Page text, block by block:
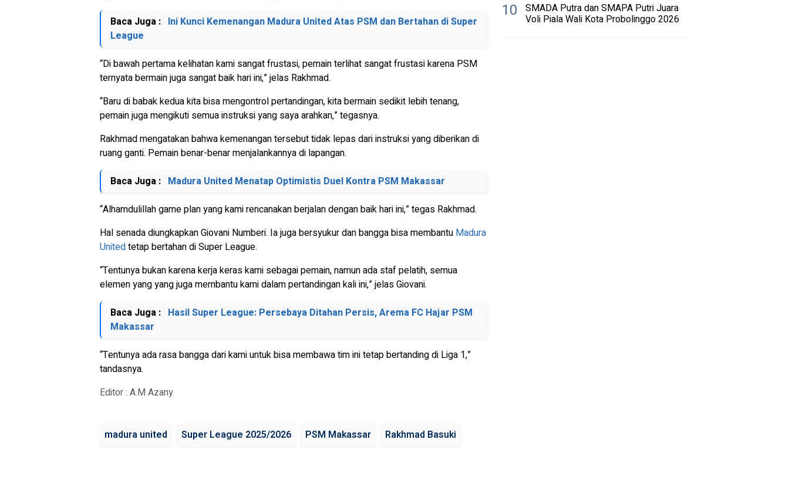
Baca Juga : Ini Kunci Kemenangan Madura United Atas PSM dan Bertahan di Super
League
“Di bawah pertama kelihatan kami sangat frustasi, pemain terlihat sangat frustasi karena PSM
ternyata bermain juga sangat baik hari ini,” jelas Rakhmad.
“Baru di babak kedua kita bisa mengontrol pertandingan, kita bermain sedikit lebih tenang,
pemain juga mengikuti semua instruksi yang saya arahkan,” tegasnya.
Rakhmad mengatakan bahwa kemenangan tersebut tidak lepas dari instruksi yang diberikan di
ruang ganti. Pemain benar-benar menjalankannya di lapangan.
Baca Juga : Madura United Menatap Optimistis Duel Kontra PSM Makassar
“Alhamdulillah game plan yang kami rencanakan berjalan dengan baik hari ini,” tegas Rakhmad.
Hal senada diungkapkan Giovani Numberi. Ia juga bersyukur dan bangga bisa membantu Madura
Unitedtetap bertahan di Super League.
“Tentunya bukan karena kerja keras kami sebagai pemain, namun ada staf pelatih, semua
elemen yang yang juga membantu kami dalam pertandingan kali ini,” jelas Giovani.
Baca Juga : Hasil Super League: Persebaya Ditahan Persis, Arema FC Hajar PSM
Makassar
“Tentunya ada rasa bangga dari kami untuk bisa membawa tim ini tetap bertanding di Liga 1,”
tandasnya.
Editor : A.M Azany
madura united Super League 2025/2026 PSM Makassar Rakhmad Basuki
10 SMADA Putra dan SMAPA Putri Juara
Voli Piala Wali Kota Probolinggo 2026